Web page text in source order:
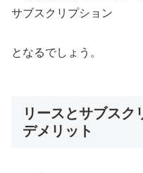
サブスクリプション
となるでしょう。
リースとサブスク
デメリット